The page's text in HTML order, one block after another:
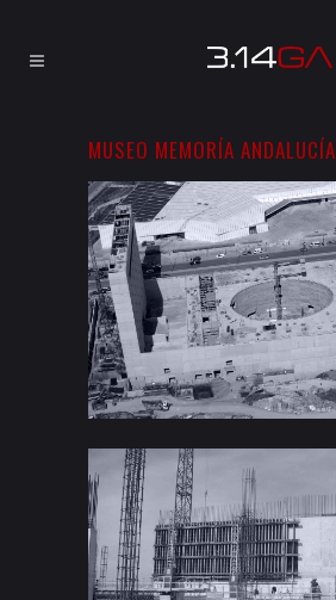
MUSEO MEMORÍA ANDALUCÍA